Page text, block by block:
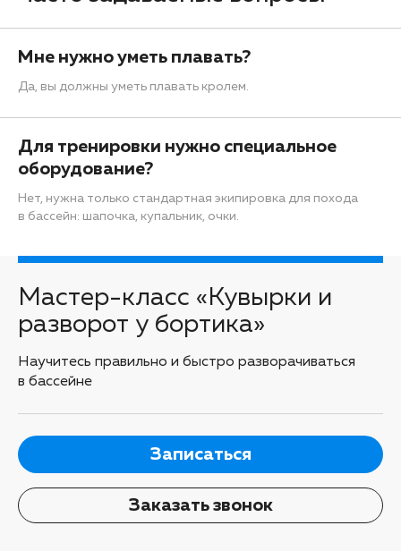
Мне нужно уметь плавать?
Да, вы должны уметь плавать кролем.
Для тренировки нужно специальное
оборудование?
Нет, нужна только стандартная экипировка для похода
в бассейн: шапочка, купальник, очки.
Мастер-класс «Кувырки и
разворот у бортика»
Научитесь правильно и быстро разворачиваться
в бассейне
Записаться
Заказать звонок